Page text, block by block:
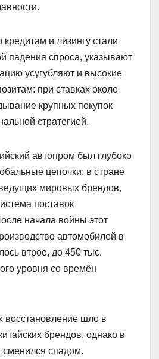
кредитам и лизингу стали
падения спроса, указывают
усугубляют и высокие
при ставках около
крупных покупок
стратегией.
автопром был глубоко
цепочки: в стране
мировых брендов,
поставок
начала войны этот
автомобилей в
втрое, до 450 тыс.
уровня со времён
восстановление шло в
брендов, однако в
сменился спадом.